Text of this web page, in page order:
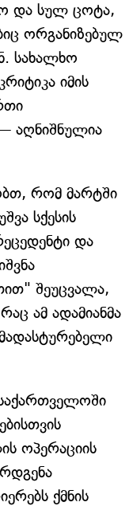
და სულ ცოტა,
ორგანიზებულ
სახალხო
იმის
აღნიშნულია
რომ მარტში
სქესის
და
შეუცვალა,
ამ ადამიანმა
ოპერაციის
ქმნის